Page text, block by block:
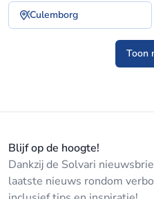
Culemborg
Toon
Blijf op de hoogte!
Dankzij de Solvari
laatste nieuws rondom